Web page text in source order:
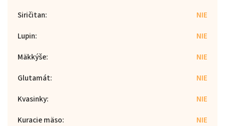
Siričitan:
NIE
Lupin:
NIE
Mäkkýše:
NIE
Glutamát:
NIE
Kvasinky:
NIE
Kuracie mäso:
NIE